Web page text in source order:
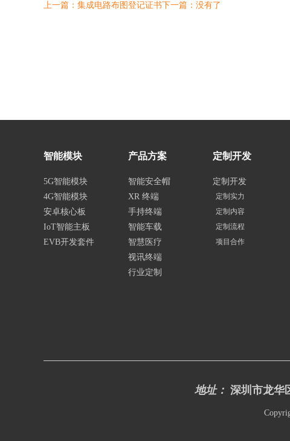
上一篇：集成电路布图登记证书下一篇：没有了
智能模块
5G智能模块
4G智能模块
安卓核心板
IoT智能主板
EVB开发套件
产品方案
智能安全帽
XR 终端
手持终端
智能车载
智慧医疗
视讯终端
行业定制
定制开发
定制开发
定制实力
定制内容
定制流程
项目合作
地址： 深圳市龙华